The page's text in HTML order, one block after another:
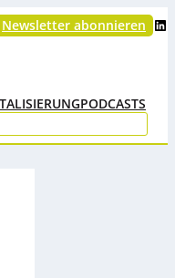
Newsletter abonnieren LinkedIn
PODCASTS